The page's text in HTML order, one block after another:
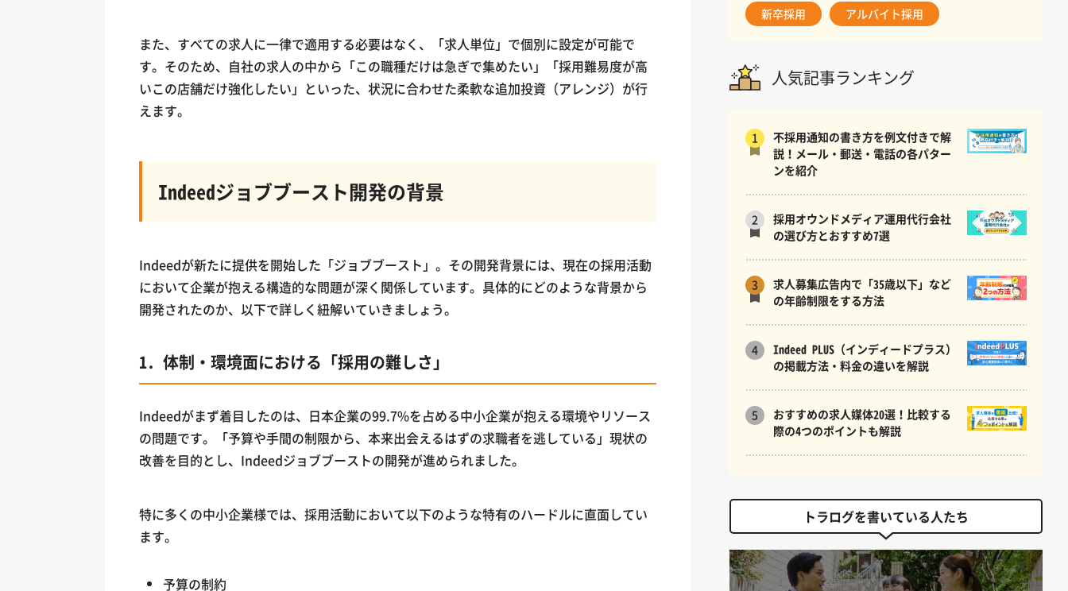
また、すべての求人に一律で適用する必要はなく、「求人単位」で個別に設定が可能で
す。そのため、自社の求人の中から「この職種だけは急ぎで集めたい」「採用難易度が高
いこの店舗だけ強化したい」といった、状況に合わせた柔軟な追加投資（アレンジ）が行
えます。
Indeedジョブブースト開発の背景
Indeedが新たに提供を開始した「ジョブブースト」。その開発背景には、現在の採用活動
において企業が抱える構造的な問題が深く関係しています。具体的にどのような背景から
開発されたのか、以下で詳しく紐解いていきましょう。
1. 体制・環境面における「採用の難しさ」
Indeedがまず着目したのは、日本企業の99.7%を占める中小企業が抱える環境やリソース
の問題です。「予算や手間の制限から、本来出会えるはずの求職者を逃している」現状の
改善を目的とし、Indeedジョブブーストの開発が進められました。
特に多くの中小企業様では、採用活動において以下のような特有のハードルに直面してい
ます。
予算の制約
新卒採用 アルバイト採用
人気記事ランキング
1
不採用通知の書き方を例文付きで解
説！メール・郵送・電話の各パター
ンを紹介
2
採用オウンドメディア運用代行会社
の選び方とおすすめ7選
3
求人募集広告内で「35歳以下」など
の年齢制限をする方法
4
Indeed PLUS（インディードプラス）
の掲載方法・料金の違いを解説
5
おすすめの求人媒体20選！比較する
際の4つのポイントも解説
トラログを書いている人たち